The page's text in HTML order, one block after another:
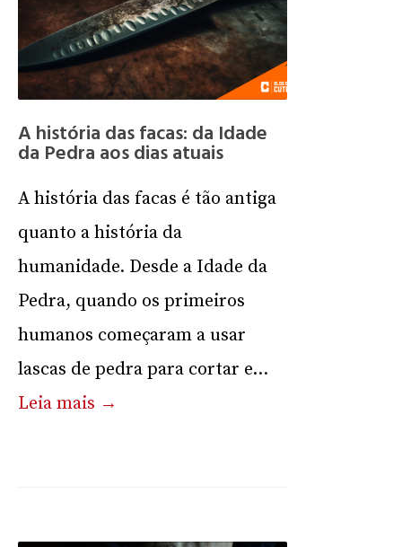
A história das facas: da Idade
da Pedra aos dias atuais
A história das facas é tão antiga
quanto a história da
humanidade. Desde a Idade da
Pedra, quando os primeiros
humanos começaram a usar
lascas de pedra para cortar e...
Leia mais →